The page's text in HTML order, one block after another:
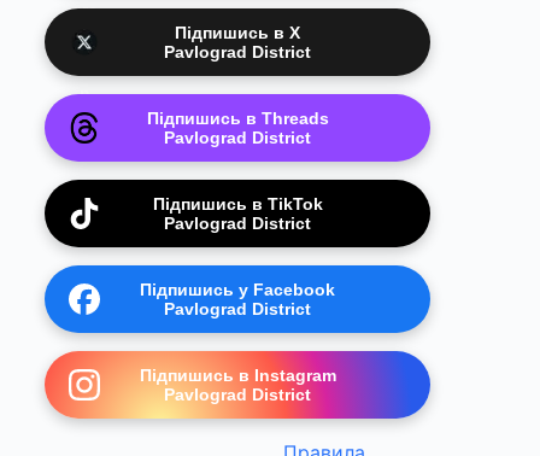
Підпишись в X
Pavlograd District
Підпишись в Threads
Pavlograd District
Підпишись в TikTok
Pavlograd District
Підпишись у Facebook
Pavlograd District
Підпишись в Instagram
Pavlograd District